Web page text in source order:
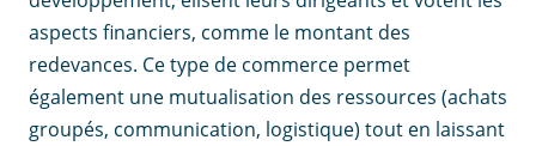
aspects financiers, comme le montant des
redevances. Ce type de commerce permet
également une mutualisation des ressources (achats
groupés, communication, logistique) tout en laissant